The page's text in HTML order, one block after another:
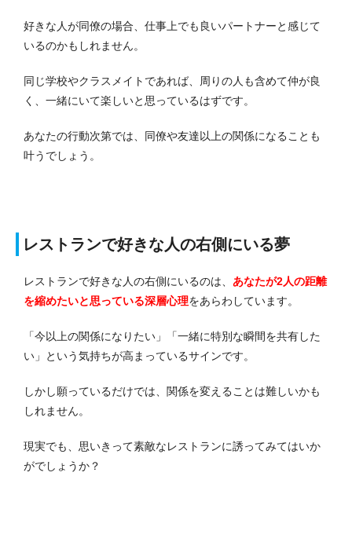
好きな人が同僚の場合、仕事上でも良いパートナーと感じて
いるのかもしれません。
同じ学校やクラスメイトであれば、周りの人も含めて仲が良
く、一緒にいて楽しいと思っているはずです。
あなたの行動次第では、同僚や友達以上の関係になることも
叶うでしょう。
レストランで好きな人の右側にいる夢
レストランで好きな人の右側にいるのは、 あなたが2人の距離
を縮めたいと思っている深層心理をあらわしています。
「今以上の関係になりたい」「一緒に特別な瞬間を共有した
い」という気持ちが高まっているサインです。
しかし願っているだけでは、関係を変えることは難しいかも
しれません。
現実でも、思いきって素敵なレストランに誘ってみてはいか
がでしょうか？